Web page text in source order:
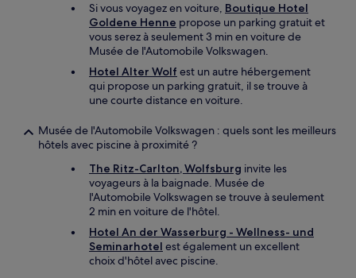
Si vous voyagez en voiture, Boutique Hotel
Goldene Henne propose un parking gratuit et
vous serez à seulement 3 min en voiture de
Musée de l'Automobile Volkswagen.
Hotel Alter Wolf est un autre hébergement
qui propose un parking gratuit, il se trouve à
une courte distance en voiture.
Musée de l'Automobile Volkswagen : quels sont les meilleurs
hôtels avec piscine à proximité ?
The Ritz-Carlton, Wolfsburg invite les
voyageurs à la baignade. Musée de
l'Automobile Volkswagen se trouve à seulement
2 min en voiture de l'hôtel.
Hotel An der Wasserburg - Wellness- und
Seminarhotel est également un excellent
choix d'hôtel avec piscine.